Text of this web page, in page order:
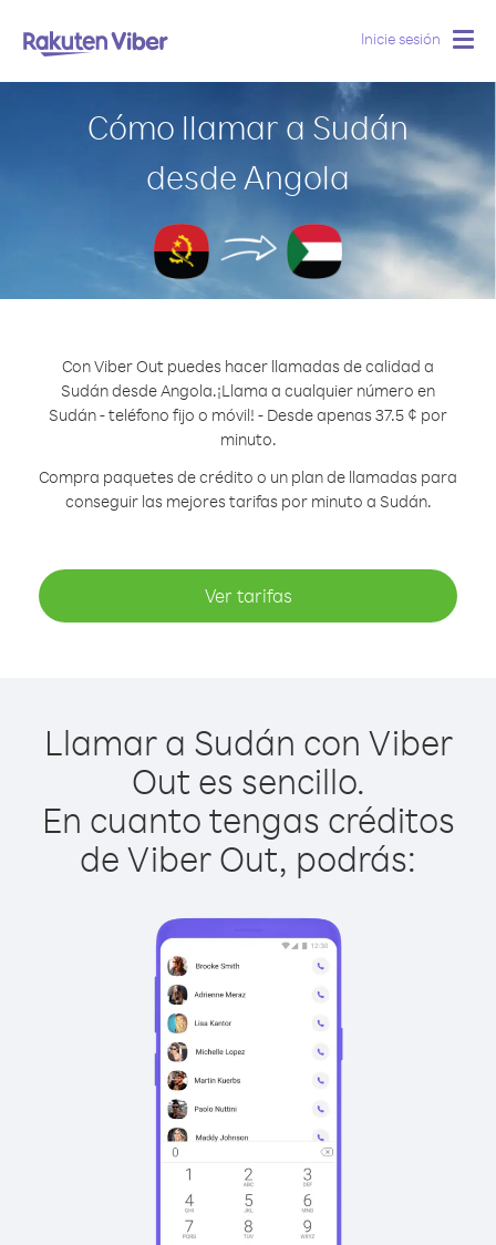
Inicie sesión
Cómo llamar a Sudán
desde Angola
Con Viber Out puedes hacer llamadas de calidad a
Sudán desde Angola.¡Llama a cualquier número en
Sudán - teléfono fijo o móvil! - Desde apenas 37.5 ¢ por
minuto.
Compra paquetes de crédito o un plan de llamadas para
conseguir las mejores tarifas por minuto a Sudán.
Ver tarifas
Llamar a Sudán con Viber
Out es sencillo.
En cuanto tengas créditos
de Viber Out, podrás: